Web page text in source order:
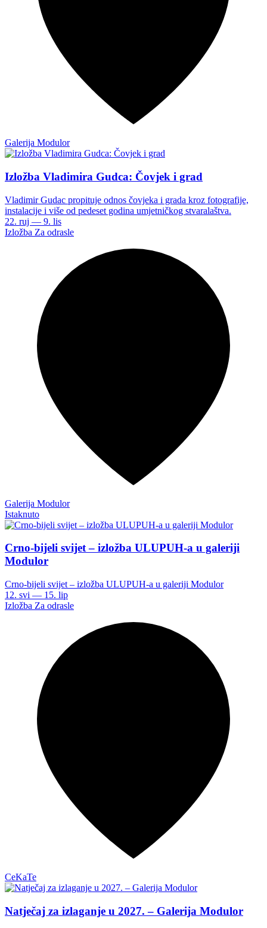
Galerija Modulor
Izložba Vladimira Gudca: Čovjek i grad
Vladimir Gudac propituje odnos čovjeka i grada kroz fotografije,
instalacije i više od pedeset godina umjetničkog stvaralaštva.
22. ruj — 9. lis
Izložba Za odrasle
Galerija Modulor
Istaknuto
Crno-bijeli svijet – izložba ULUPUH-a u galeriji
Modulor
Crno-bijeli svijet – izložba ULUPUH-a u galeriji Modulor
12. svi — 15. lip
Izložba Za odrasle
CeKaTe
Natječaj za izlaganje u 2027. – Galerija Modulor